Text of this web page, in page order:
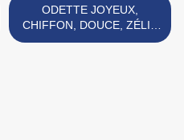
ODETTE JOYEUX,
CHIFFON, DOUCE, ZÉLIE
OU SYLVIE >